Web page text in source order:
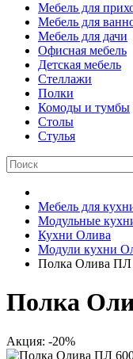
Мебель для
Мебель для
Мебель для дачи
Офисная мебель
Детская мебель
Стеллажи
Полки
Комоды и тумбы
Столы
Стулья
Мебель для
Модульные
Кухни Олива
Модули кухни
Полка Олива ПЛ
Полка
Акция: -20%